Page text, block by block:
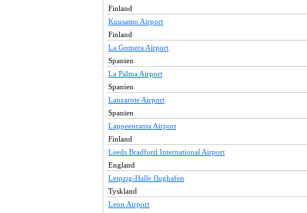
Finland
Kuusamo Airport
Finland
La Gomera Airport
Spanien
La Palma Airport
Spanien
Lanzarote Airport
Spanien
Lappeenranta Airport
Finland
Leeds Bradford International Airport
England
Leipzig-Halle flughafen
Tyskland
Leon Airport